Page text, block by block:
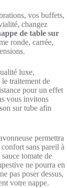
vos buffets,
changez
de table sur
ronde, carrée,
luxe,
le traitement de
pour un effet
vous invitons
sur tube afin
permettra
sans pareil à
tomate de
ne pourra en
pas poser dessus,
votre nappe.